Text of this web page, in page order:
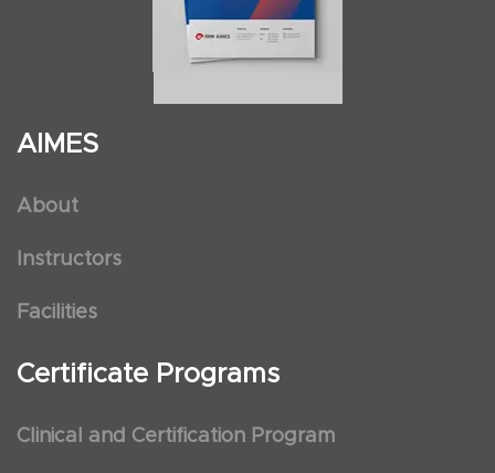
AIMES
About
Instructors
Facilities
Certificate Programs
Clinical and Certification Program